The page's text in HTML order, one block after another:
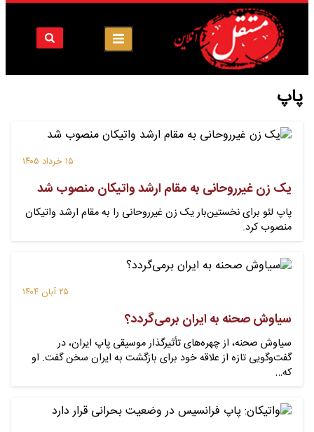
پاپ
۱۵ خرداد ۱۴۰۵
یک زن غیرروحانی به مقام ارشد واتیکان منصوب شد
پاپ لئو برای نخستین‌بار یک زن غیرروحانی را به مقام ارشد واتیکان
منصوب کرد.
۲۵ آبان ۱۴۰۴
سیاوش صحنه به ایران برمی‌گردد؟
سیاوش صحنه، از چهره‌های تأثیرگذار موسیقی پاپ ایران، در
گفت‌وگویی تازه از علاقه خود برای بازگشت به ایران سخن گفت. او
که…